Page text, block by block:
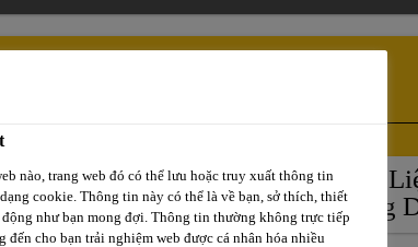
Triển
Vững
Kênh Phân
Phối / Bán Lẻ
Tài
Ứng
nào, trang web đó có thể lưu hoặc truy xuất thông tin
cookie. Thông tin này có thể là về bạn, sở thích, thiết
như bạn mong đợi. Thông tin thường không trực tiếp
đến cho bạn trải nghiệm web được cá nhân hóa nhiều